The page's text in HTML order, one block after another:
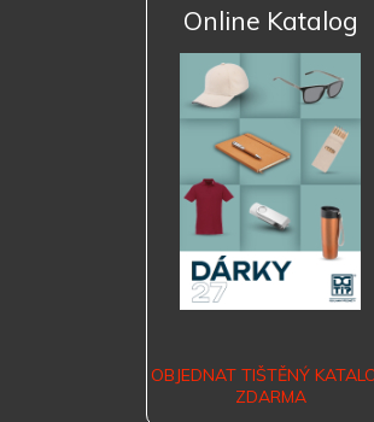
Online Katalog
OBJEDNAT TIŠTĚNÝ
ZDARMA